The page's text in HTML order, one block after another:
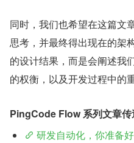
同时，我们也希望在这篇文
思考，并最终得出现在的架
的设计结果，而是会阐述我
的权衡，以及开发过程中的重
PingCode Flow 系列文章传
研发自动化，你准备